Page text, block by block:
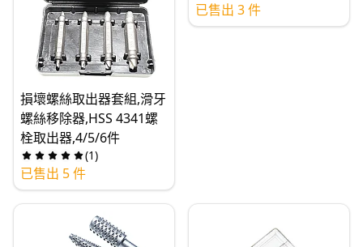
損壞螺絲取出器套組,滑牙
螺絲移除器,HSS 4341螺
栓取出器,4/5/6件
(1)
已售出 5 件
鑽頭組
已售出 3 件